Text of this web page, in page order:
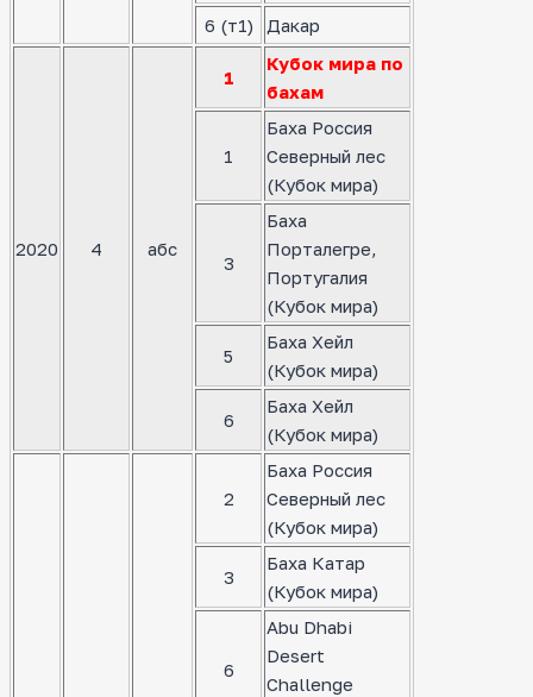
6 (т1)
Дакар
2020 4 абс
1
Кубок мира по
бахам
1
Баха Россия
Северный лес
(Кубок мира)
3
Баха
Порталегре,
Португалия
(Кубок мира)
5
Баха Хейл
(Кубок мира)
6
Баха Хейл
(Кубок мира)
2
Баха Россия
Северный лес
(Кубок мира)
3
Баха Катар
(Кубок мира)
6
Abu Dhabi
Desert
Challenge